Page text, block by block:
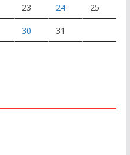
23 24 25
30 31